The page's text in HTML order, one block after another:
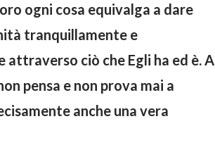
ogni cosa equivalga a dare
tranquillamente e
attraverso ciò che Egli ha ed è. A
pensa e non prova mai a
anche una vera